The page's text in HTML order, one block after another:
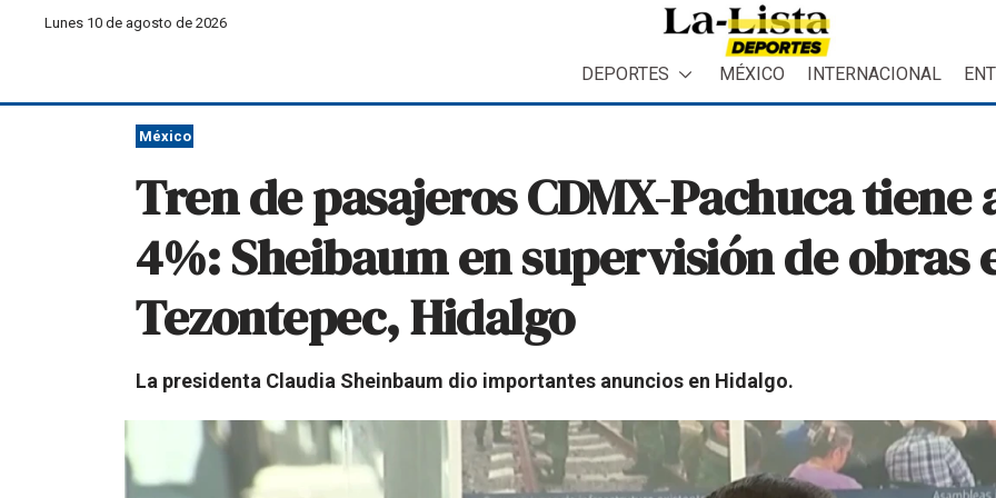
Lunes 10 de agosto de 2026
DEPORTES MÉXICO INTERNACIONAL
México
Tren de pasajeros CDMX-Pachuca tiene
4%: Sheibaum en supervisión de obras
Tezontepec, Hidalgo
La presidenta Claudia Sheinbaum dio importantes anuncios en Hidalgo.